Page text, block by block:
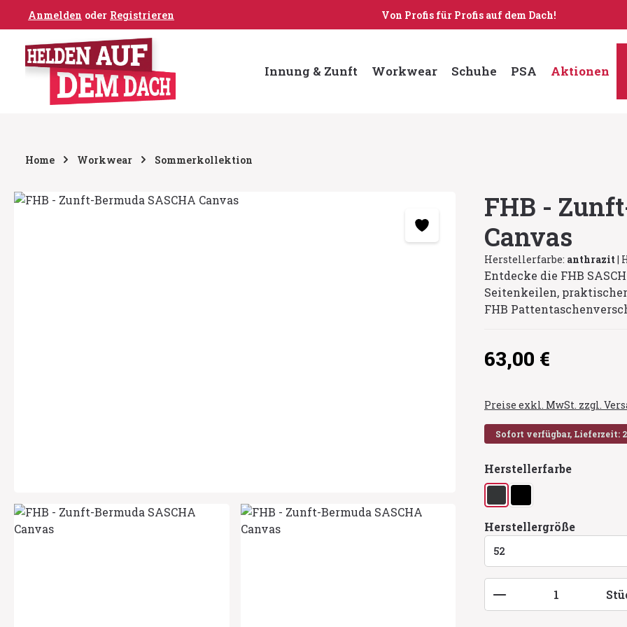
Hauptinhalt springen
Zur Hauptnavigation springen
Anmelden oder Registrieren Von Profis für Profis auf dem Dach!
Innung & Zunft Workwear Schuhe PSA Aktionen
Home Workwear Sommerkollektion
Bildergalerie überspringen
FHB -
Canvas
Herstellerfarbe: anthrazit |
Entdecke die FHB
Seitenkeilen,
FHB
Regulärer Preis:
63,00 €
Preise exkl. MwSt. zzgl.
Sofort verfügbar, Lieferzeit:
Herstellerfarbe
anthrazitschwarz
Herstellergröße
Produkt Anzahl: